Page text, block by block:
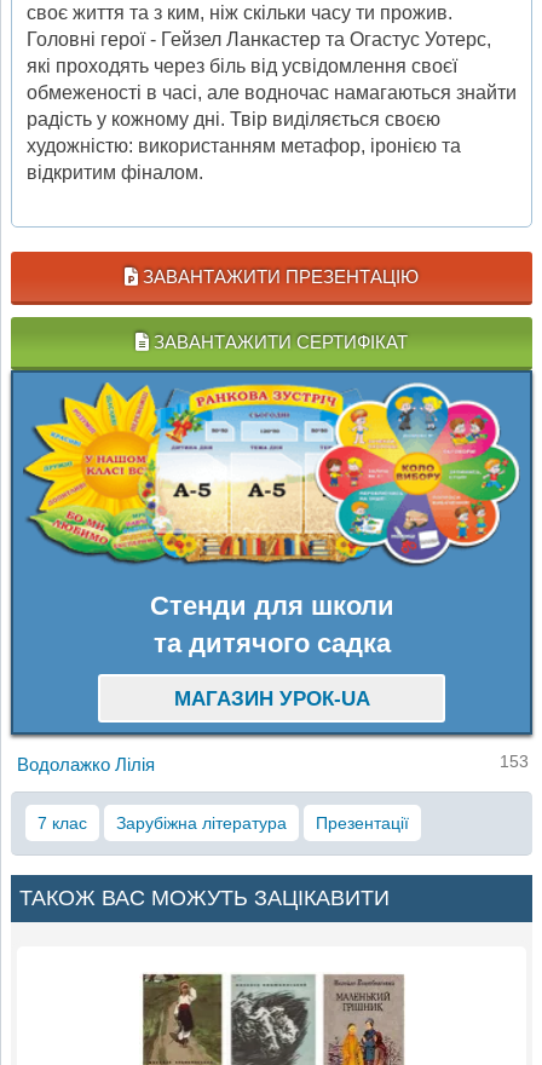
своє життя та з ким, ніж скільки часу ти прожив.
Головні герої - Гейзел Ланкастер та Огастус Уотерс,
які проходять через біль від усвідомлення своєї
обмеженості в часі, але водночас намагаються знайти
радість у кожному дні. Твір виділяється своєю
художністю: використанням метафор, іронією та
відкритим фіналом.
ЗАВАНТАЖИТИ ПРЕЗЕНТАЦІЮ
ЗАВАНТАЖИТИ СЕРТИФІКАТ
Стенди для школи
та дитячого садка
МАГАЗИН УРОК-UA
Водолажко Лілія 153
7 клас Зарубіжна література Презентації
ТАКОЖ ВАС МОЖУТЬ ЗАЦІКАВИТИ